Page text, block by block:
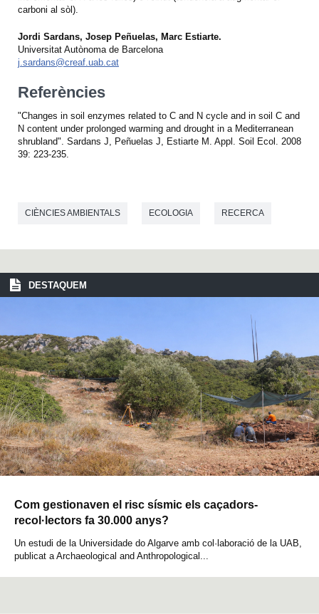
carboni al sòl).
Jordi Sardans, Josep Peñuelas, Marc Estiarte.
Universitat Autònoma de Barcelona
j.sardans@creaf.uab.cat
Referències
"Changes in soil enzymes related to C and N cycle and in soil C and
N content under prolonged warming and drought in a Mediterranean
shrubland". Sardans J, Peñuelas J, Estiarte M. Appl. Soil Ecol. 2008
39: 223-235.
CIÈNCIES AMBIENTALS ECOLOGIA RECERCA
DESTAQUEM
Com gestionaven el risc sísmic els caçadors-
recol·lectors fa 30.000 anys?
Un estudi de la Universidade do Algarve amb col·laboració de la UAB,
publicat a Archaeological and Anthropological...